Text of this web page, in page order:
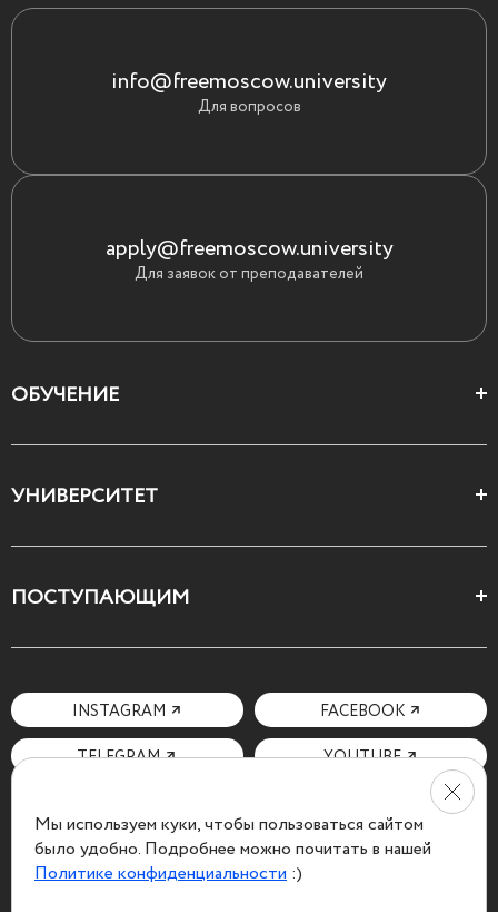
Мы используем куки, чтобы пользоваться сайтом
было удобно. Подробнее можно почитать в нашей
Политике конфиденциальности :)
info@freemoscow.university
Для вопросов
apply@freemoscow.university
Для заявок от преподавателей
INSTAGRAM FACEBOOK
TELEGRAM YOUTUBE
ОБУЧЕНИЕ
Все курсы
УНИВЕРСИТЕТ
Декларация ценностей
ПОСТУПАЮЩИМ
Мотивационное письмо
Вопросы и ответы